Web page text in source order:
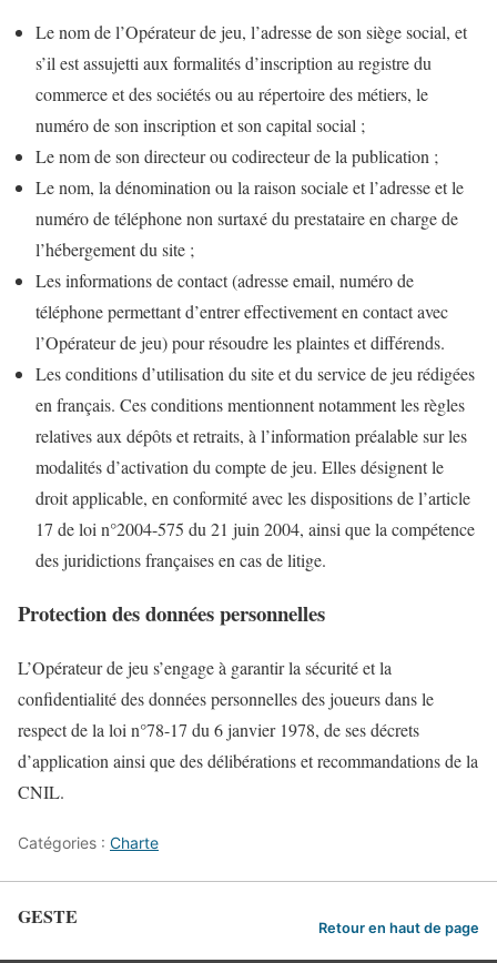
Le nom de l’Opérateur de jeu, l’adresse de son siège social, et
s’il est assujetti aux formalités d’inscription au registre du
commerce et des sociétés ou au répertoire des métiers, le
numéro de son inscription et son capital social ;
Le nom de son directeur ou codirecteur de la publication ;
Le nom, la dénomination ou la raison sociale et l’adresse et le
numéro de téléphone non surtaxé du prestataire en charge de
l’hébergement du site ;
Les informations de contact (adresse email, numéro de
téléphone permettant d’entrer effectivement en contact avec
l’Opérateur de jeu) pour résoudre les plaintes et différends.
Les conditions d’utilisation du site et du service de jeu rédigées
en français. Ces conditions mentionnent notamment les règles
relatives aux dépôts et retraits, à l’information préalable sur les
modalités d’activation du compte de jeu. Elles désignent le
droit applicable, en conformité avec les dispositions de l’article
17 de loi n°2004-575 du 21 juin 2004, ainsi que la compétence
des juridictions françaises en cas de litige.
Protection des données personnelles
L’Opérateur de jeu s’engage à garantir la sécurité et la
confidentialité des données personnelles des joueurs dans le
respect de la loi n°78-17 du 6 janvier 1978, de ses décrets
d’application ainsi que des délibérations et recommandations de la
CNIL.
Catégories : Charte
GESTE Retour en haut de page